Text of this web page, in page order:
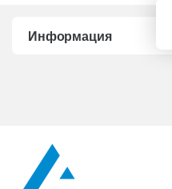
Информация